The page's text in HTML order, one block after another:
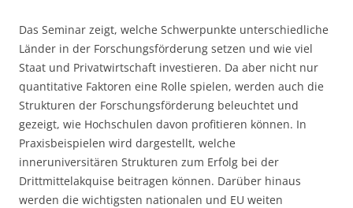
Das Seminar zeigt, welche Schwerpunkte unterschiedliche
Länder in der Forschungsförderung setzen und wie viel
Staat und Privatwirtschaft investieren. Da aber nicht nur
quantitative Faktoren eine Rolle spielen, werden auch die
Strukturen der Forschungsförderung beleuchtet und
gezeigt, wie Hochschulen davon profitieren können. In
Praxisbeispielen wird dargestellt, welche
inneruniversitären Strukturen zum Erfolg bei der
Drittmittelakquise beitragen können. Darüber hinaus
werden die wichtigsten nationalen und EU weiten